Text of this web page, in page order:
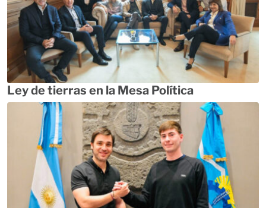
Ley de tierras en la Mesa Política